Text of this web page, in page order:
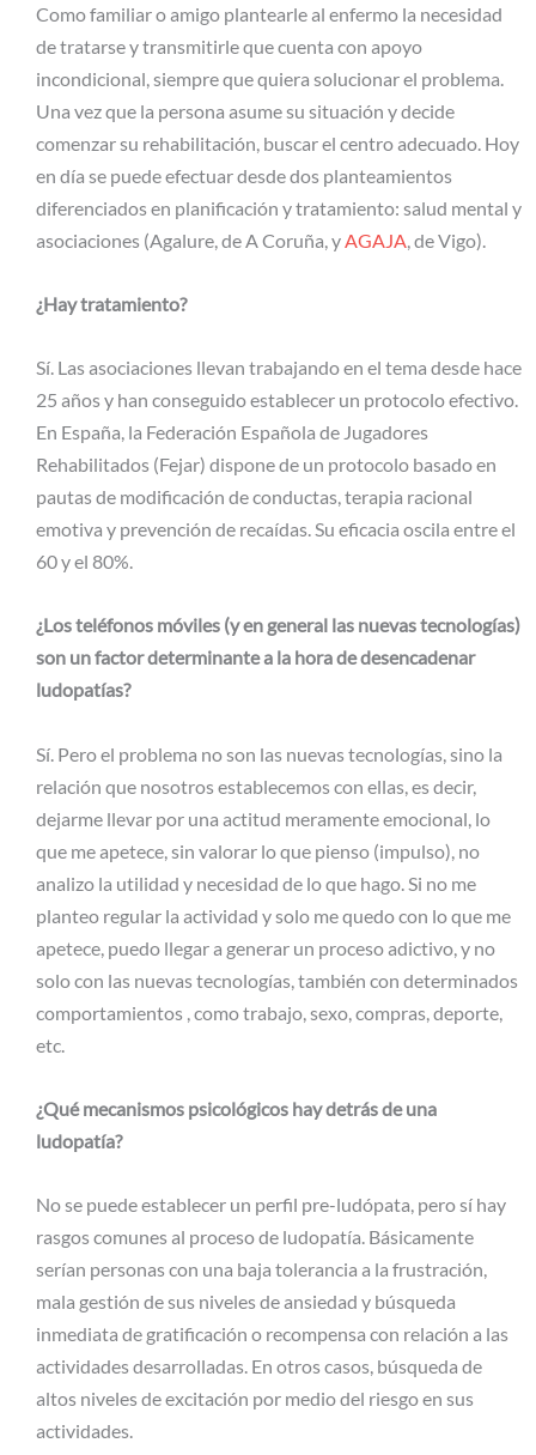
Como familiar o amigo plantearle al enfermo la necesidad
de tratarse y transmitirle que cuenta con apoyo
incondicional, siempre que quiera solucionar el problema.
Una vez que la persona asume su situación y decide
comenzar su rehabilitación, buscar el centro adecuado. Hoy
en día se puede efectuar desde dos planteamientos
diferenciados en planificación y tratamiento: salud mental y
asociaciones (Agalure, de A Coruña, y AGAJA , de Vigo).
¿Hay tratamiento?
Sí. Las asociaciones llevan trabajando en el tema desde hace
25 años y han conseguido establecer un protocolo efectivo.
En España, la Federación Española de Jugadores
Rehabilitados (Fejar) dispone de un protocolo basado en
pautas de modificación de conductas, terapia racional
emotiva y prevención de recaídas. Su eficacia oscila entre el
60 y el 80%.
¿Los teléfonos móviles (y en general las nuevas tecnologías)
son un factor determinante a la hora de desencadenar
ludopatías?
Sí. Pero el problema no son las nuevas tecnologías, sino la
relación que nosotros establecemos con ellas, es decir,
dejarme llevar por una actitud meramente emocional, lo
que me apetece, sin valorar lo que pienso (impulso), no
analizo la utilidad y necesidad de lo que hago. Si no me
planteo regular la actividad y solo me quedo con lo que me
apetece, puedo llegar a generar un proceso adictivo, y no
solo con las nuevas tecnologías, también con determinados
comportamientos , como trabajo, sexo, compras, deporte,
etc.
¿Qué mecanismos psicológicos hay detrás de una
ludopatía?
No se puede establecer un perfil pre-ludópata, pero sí hay
rasgos comunes al proceso de ludopatía. Básicamente
serían personas con una baja tolerancia a la frustración,
mala gestión de sus niveles de ansiedad y búsqueda
inmediata de gratificación o recompensa con relación a las
actividades desarrolladas. En otros casos, búsqueda de
altos niveles de excitación por medio del riesgo en sus
actividades.